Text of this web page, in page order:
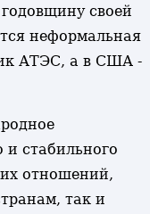
своей
неформальная
АТЭС, а в США -
стабильного
отношений,
так и